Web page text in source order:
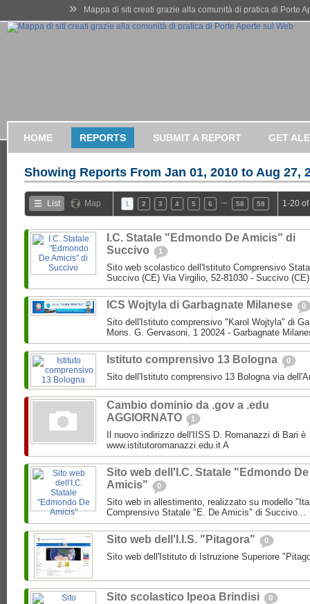
» Mappa di siti creati grazie alla comunità di pratica di Porte
HOME REPORTS SUBMIT A REPORT GET
Showing Reports From Jan 01, 2010 to Aug 27,
List Map 1 2 3 4 5 6 58 59 1-20
I.C. Statale "Edmondo De Amicis" di
Succivo
1
Sito web scolastico dell'Istituto Comprensivo
Succivo (CE) Via Virgilio, 52-81030 - Succivo
ICS Wojtyla di Garbagnate Milanese 0
Sito dell'Istituto comprensivo "Karol Wojtyla" di
Mons. G. Gervasoni, 1 20024 - Garbagnate
Istituto comprensivo 13 Bologna 0
Sito dell'Istituto comprensivo 13 Bologna via
Cambio dominio da .gov a .edu
AGGIORNATO
1
Il nuovo indirizzo dell'IISS D. Romanazzi di Bari è
www.istitutoromanazzi.edu.it A
Sito web dell'I.C. Statale "Edmondo De
Amicis"
0
Sito web in allestimento, realizzato su modello
Comprensivo Statale "E. De Amicis" di Succivo...
Sito web dell'I.I.S. "Pitagora" 0
Sito web dell'Istituto di Istruzione Superiore
Sito scolastico Ipeoa Brindisi 0